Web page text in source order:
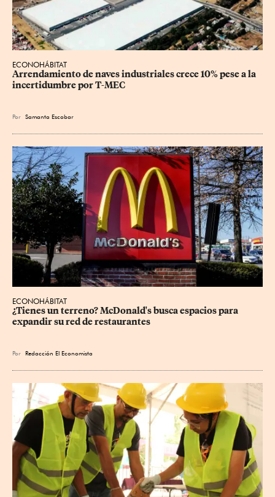
ECONOHÁBITAT
Arrendamiento de naves industriales crece 10% pese a la
incertidumbre por T-MEC
Por Samanta Escobar
ECONOHÁBITAT
¿Tienes un terreno? McDonald's busca espacios para
expandir su red de restaurantes
Por Redacción El Economista